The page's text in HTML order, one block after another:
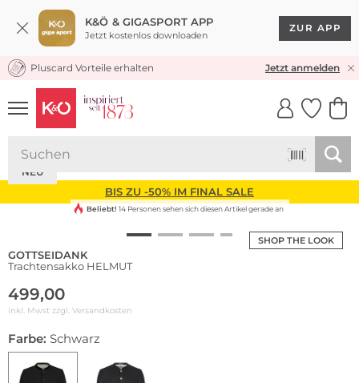
K&Ö & GIGASPORT APP
Jetzt kostenlos downloaden
ZUR APP
KOSTENLOSER VERSAND* & RÜCKVERSAND
Pluscard Vorteile erhalten Jetzt anmelden
UNSERE APP
CLICK &
BIS ZU -50% IM FINAL SALE
SHOP THE LOOK
NEU
Beliebt! 14 Personen sehen sich diesen Artikel gerade an
GOTTSEIDANK
Trachtensakko HELMUT
499,00
inkl. Mwst zzgl. Versandkosten
Farbe: Schwarz